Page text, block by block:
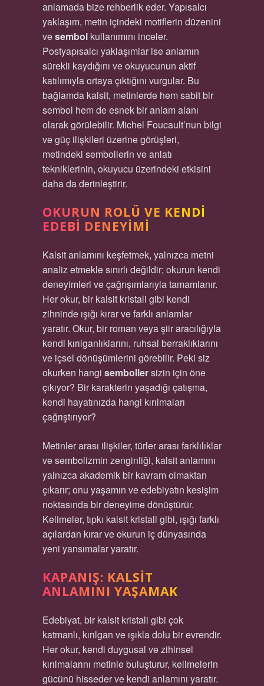
anlamada bize rehberlik eder. Yapısalcı
yaklaşım, metin içindeki motiflerin düzenini
vesembolkullanımını inceler.
Postyapısalcı yaklaşımlar ise anlamın
sürekli kaydığını ve okuyucunun aktif
katılımıyla ortaya çıktığını vurgular. Bu
bağlamda kalsit, metinlerde hem sabit bir
sembol hem de esnek bir anlam alanı
olarak görülebilir. Michel Foucault’nun bilgi
ve güç ilişkileri üzerine görüşleri,
metindeki sembollerin ve anlatı
tekniklerinin, okuyucu üzerindeki etkisini
daha da derinleştirir.
OKURUN ROLÜ VE KENDI
EDEBI DENEYIMI
Kalsit anlamını keşfetmek, yalnızca metni
analiz etmekle sınırlı değildir; okurun kendi
deneyimleri ve çağrışımlarıyla tamamlanır.
Her okur, bir kalsit kristali gibi kendi
zihninde ışığı kırar ve farklı anlamlar
yaratır. Okur, bir roman veya şiir aracılığıyla
kendi kırılganlıklarını, ruhsal berraklıklarını
ve içsel dönüşümlerini görebilir. Peki siz
okurken hangi sembollersizin için öne
çıkıyor? Bir karakterin yaşadığı çatışma,
kendi hayatınızda hangi kırılmaları
çağrıştırıyor?
Metinler arası ilişkiler, türler arası farklılıklar
ve sembolizmin zenginliği, kalsit anlamını
yalnızca akademik bir kavram olmaktan
çıkarır; onu yaşamın ve edebiyatın kesişim
noktasında bir deneyime dönüştürür.
Kelimeler, tıpkı kalsit kristali gibi, ışığı farklı
açılardan kırar ve okurun iç dünyasında
yeni yansımalar yaratır.
KAPANIŞ: KALSIT
ANLAMINI YAŞAMAK
Edebiyat, bir kalsit kristali gibi çok
katmanlı, kırılgan ve ışıkla dolu bir evrendir.
Her okur, kendi duygusal ve zihinsel
kırılmalarını metinle buluşturur, kelimelerin
gücünü hisseder ve kendi anlamını yaratır.